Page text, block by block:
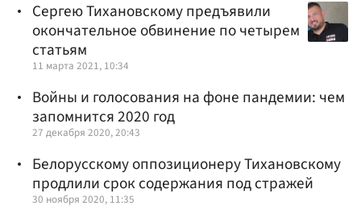
Сергею Тихановскому предъявили
окончательное обвинение по четырем
статьям
11 марта 2021, 10:34
Войны и голосования на фоне пандемии: чем
запомнится 2020 год
27 декабря 2020, 20:43
Белорусскому оппозиционеру Тихановскому
продлили срок содержания под стражей
30 ноября 2020, 11:35